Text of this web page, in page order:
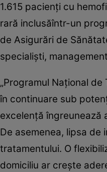
1.615 pacienţi cu
rară inclusăîntr-un
de Asigurări de
specialişti,
„Programul Naţional
în continuare sub
excelenţă îngreunează
De asemenea, lipsa
tratamentului. O
domiciliu ar creşte